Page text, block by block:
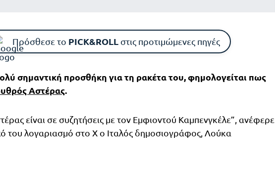
Πρόσθεσε το PICK&ROLLστις προτιμώμενες πηγές
σημαντική προσθήκη για τη ρακέτα του, φημολογείται πως
Αστέρας.
είναι σε συζητήσεις με τον Εμφιοντού Καμπενγκέλε”, ανέφερε
του λογαριασμό στο Χ ο Ιταλός δημοσιογράφος, Λούκα